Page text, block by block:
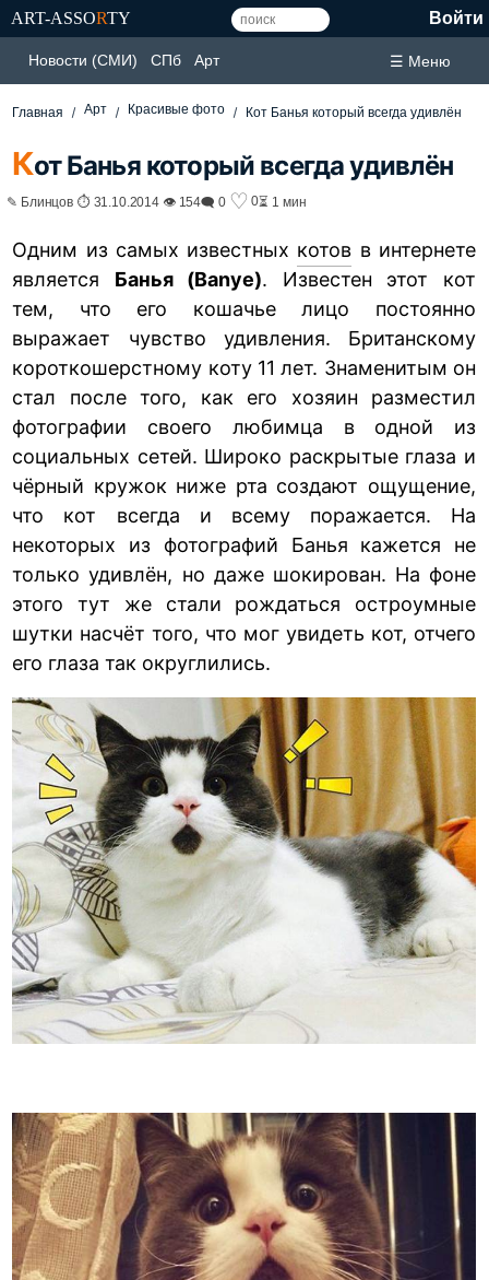
ART-ASSORTY Войти
Новости (СМИ) СПб Арт ☰ Меню
Главная Арт Красивые фото Кот Банья который всегда удивлён
Кот Банья который всегда удивлён
✎ Блинцов ⏱ 31.10.2014 👁 154🗨 0 ♡ 0⏳ 1 мин
Одним из самых известных котов в интернете
является Банья (Banye). Известен этот кот
тем, что его кошачье лицо постоянно
выражает чувство удивления. Британскому
короткошерстному коту 11 лет. Знаменитым он
стал после того, как его хозяин разместил
фотографии своего любимца в одной из
социальных сетей. Широко раскрытые глаза и
чёрный кружок ниже рта создают ощущение,
что кот всегда и всему поражается. На
некоторых из фотографий Банья кажется не
только удивлён, но даже шокирован. На фоне
этого тут же стали рождаться остроумные
шутки насчёт того, что мог увидеть кот, отчего
его глаза так округлились.